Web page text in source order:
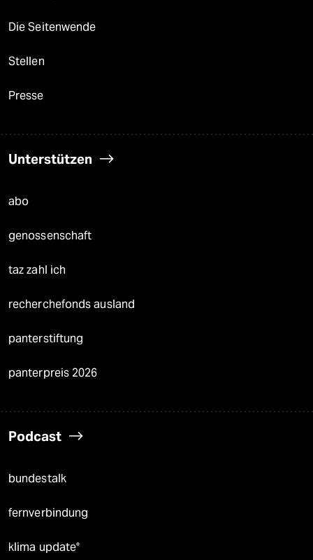
Die Seitenwende
Stellen
Presse
Unterstützen
abo
genossenschaft
taz zahl ich
recherchefonds ausland
panterstiftung
panterpreis 2026
Podcast
bundestalk
fernverbindung
klima update°